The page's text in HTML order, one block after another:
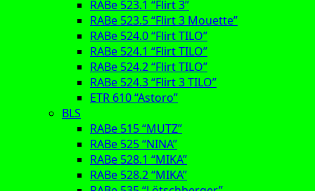
RABe 523.1 “Flirt 3”
RABe 523.5 “Flirt 3 Mouette”
RABe 524.0 “Flirt TILO”
RABe 524.1 “Flirt TILO”
RABe 524.2 “Flirt TILO”
RABe 524.3 “Flirt 3 TILO”
ETR 610 “Astoro”
BLS
RABe 515 “MUTZ”
RABe 525 “NINA”
RABe 528.1 “MIKA”
RABe 528.2 “MIKA”